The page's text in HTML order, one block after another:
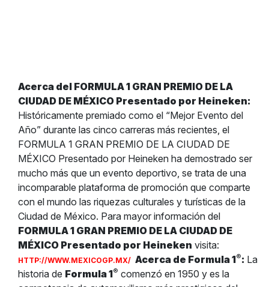
Acerca del FORMULA 1 GRAN PREMIO DE LA
CIUDAD DE MÉXICO Presentado por Heineken:
Históricamente premiado como el “Mejor Evento del
Año” durante las cinco carreras más recientes, el
FORMULA 1 GRAN PREMIO DE LA CIUDAD DE
MÉXICO Presentado por Heineken ha demostrado ser
mucho más que un evento deportivo, se trata de una
incomparable plataforma de promoción que comparte
con el mundo las riquezas culturales y turísticas de la
Ciudad de México. Para mayor información del
FORMULA 1 GRAN PREMIO DE LA CIUDAD DE
MÉXICO Presentado por Heineken visita:
HTTP://WWW.MEXICOGP.MX/ Acerca de Formula 1®: La
historia de Formula 1® comenzó en 1950 y es la